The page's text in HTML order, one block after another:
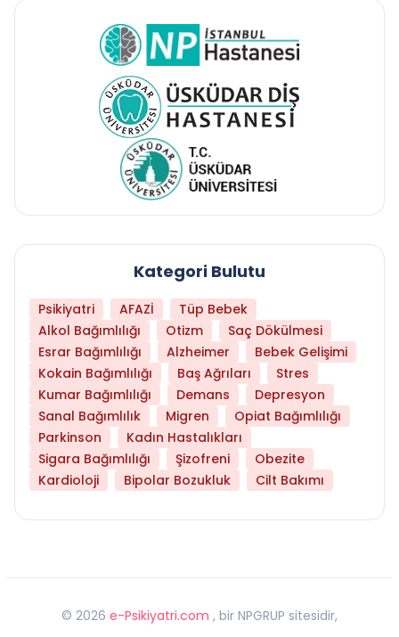
Kategori Bulutu
Psikiyatri AFAZİ
Tüp Bebek
Alkol Bağımlılığı
Otizm
Saç Dökülmesi
Esrar Bağımlılığı
Alzheimer
Bebek Gelişimi
Kokain Bağımlılığı
Baş Ağrıları
Stres
Kumar Bağımlılığı
Demans
Depresyon
Sanal Bağımlılık
Migren
Opiat Bağımlılığı
Parkinson
Kadın Hastalıkları
Sigara Bağımlılığı
Şizofreni
Obezite
Kardioloji
Bipolar Bozukluk Cilt Bakımı
© 2026 e-Psikiyatri.com , bir NPGRUP sitesidir,